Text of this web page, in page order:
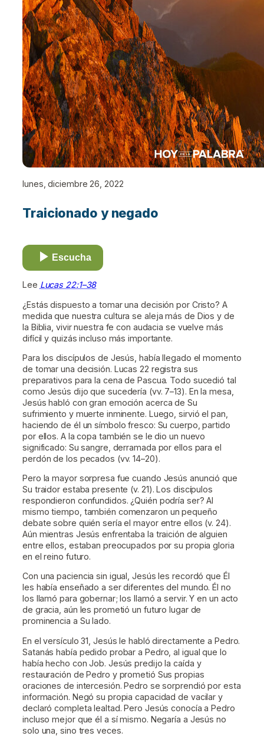
lunes, diciembre 26, 2022
Traicionado y negado
Escucha
Lee Lucas 22:1–38
¿Estás dispuesto a tomar una decisión por Cristo? A
medida que nuestra cultura se aleja más de Dios y de
la Biblia, vivir nuestra fe con audacia se vuelve más
difícil y quizás incluso más importante.
Para los discípulos de Jesús, había llegado el momento
de tomar una decisión. Lucas 22 registra sus
preparativos para la cena de Pascua. Todo sucedió tal
como Jesús dijo que sucedería (vv. 7–13). En la mesa,
Jesús habló con gran emoción acerca de Su
sufrimiento y muerte inminente. Luego, sirvió el pan,
haciendo de él un símbolo fresco: Su cuerpo, partido
por ellos. A la copa también se le dio un nuevo
significado: Su sangre, derramada por ellos para el
perdón de los pecados (vv. 14–20).
Pero la mayor sorpresa fue cuando Jesús anunció que
Su traidor estaba presente (v. 21). Los discípulos
respondieron confundidos. ¿Quién podría ser? Al
mismo tiempo, también comenzaron un pequeño
debate sobre quién sería el mayor entre ellos (v. 24).
Aún mientras Jesús enfrentaba la traición de alguien
entre ellos, estaban preocupados por su propia gloria
en el reino futuro.
Con una paciencia sin igual, Jesús les recordó que Él
les había enseñado a ser diferentes del mundo. Él no
los llamó para gobernar; los llamó a servir. Y en un acto
de gracia, aún les prometió un futuro lugar de
prominencia a Su lado.
En el versículo 31, Jesús le habló directamente a Pedro.
Satanás había pedido probar a Pedro, al igual que lo
había hecho con Job. Jesús predijo la caída y
restauración de Pedro y prometió Sus propias
oraciones de intercesión. Pedro se sorprendió por esta
información. Negó su propia capacidad de vacilar y
declaró completa lealtad. Pero Jesús conocía a Pedro
incluso mejor que él a sí mismo. Negaría a Jesús no
solo una, sino tres veces.